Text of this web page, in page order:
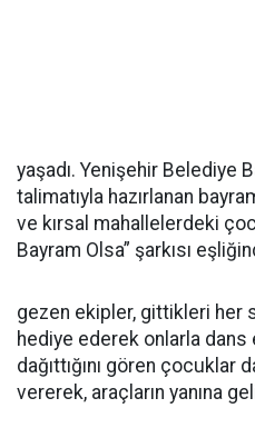
yaşadı. Yenişehir Belediye
talimatıyla hazırlanan
ve kırsal mahallelerdeki
Bayram Olsa” şarkısı
gezen ekipler, gittikleri her
hediye ederek onlarla
dağıttığını gören çocuklar
vererek, araçların yanına